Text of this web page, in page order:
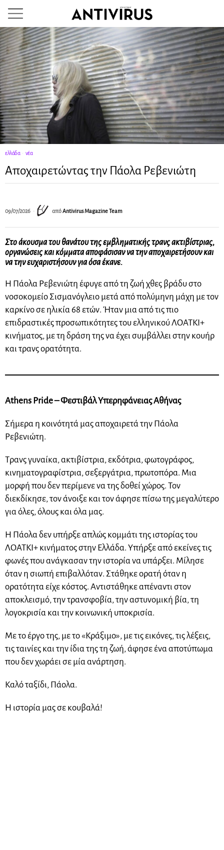
ελλάδα · νέα
Αποχαιρετώντας την Πάολα Ρεβενιώτη
09/07/2026 απόAntivirus Magazine Team
Στο άκουσμα του θανάτου της εμβληματικής τρανς ακτιβίστριας,
οργανώσεις και κόμματα αποφάσισαν να την αποχαιρετήσουν και
να την ευχαριστήσουν για όσα έκανε.
Η Πάολα Ρεβενιώτη έφυγε από τη ζωή χθες βράδυ στο
νοσοκομείο Σισμανόγλειο μετά από πολύμηνη μάχη με τον
καρκίνο σε ηλικία 68 ετών. Ήταν μια από τις πιο
επιδραστικές προσωπικότητες του ελληνικού ΛΟΑΤΚΙ+
κινήματος, με τη δράση της να έχει συμβάλλει στην κουήρ
και τρανς ορατότητα.
Athens Pride – Φεστιβάλ Υπερηφάνειας Αθήνας
Σήμερα η κοινότητά μας αποχαιρετά την Πάολα
Ρεβενιώτη.
Τρανς γυναίκα, ακτιβίστρια, εκδότρια, φωτογράφος,
κινηματογραφίστρια, σεξεργάτρια, πρωτοπόρα. Μια
μορφή που δεν περίμενε να της δοθεί χώρος. Τον
διεκδίκησε, τον άνοιξε και τον άφησε πίσω της μεγαλύτερο
για όλες, όλους και όλα μας.
Η Πάολα δεν υπήρξε απλώς κομμάτι της ιστορίας του
ΛΟΑΤΚΙ+ κινήματος στην Ελλάδα. Υπήρξε από εκείνες τις
φωνές που ανάγκασαν την ιστορία να υπάρξει. Μίλησε
όταν η σιωπή επιβαλλόταν. Στάθηκε ορατή όταν η
ορατότητα είχε κόστος. Αντιστάθηκε απέναντι στον
αποκλεισμό, την τρανσφοβία, την αστυνομική βία, τη
λογοκρισία και την κοινωνική υποκρισία.
Με το έργο της, με το «Κράξιμο», με τις εικόνες, τις λέξεις,
τις ταινίες και την ίδια της τη ζωή, άφησε ένα αποτύπωμα
που δεν χωράει σε μία ανάρτηση.
Καλό ταξίδι, Πάολα.
Η ιστορία μας σε κουβαλά!